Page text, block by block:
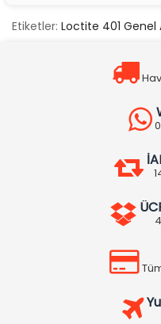
Etiketler: Loctite 401 Genel